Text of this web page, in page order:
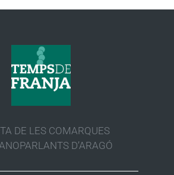
DE LES COMARQUES
D’ARAGÓ